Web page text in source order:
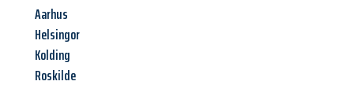
Aarhus
Helsingor
Kolding
Roskilde